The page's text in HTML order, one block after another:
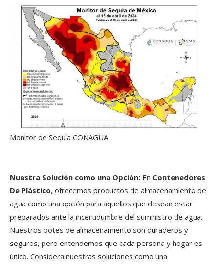
Monitor de Sequía CONAGUA
Nuestra Solución como una Opción: En Contenedores
De Plástico, ofrecemos productos de almacenamiento de
agua como una opción para aquellos que desean estar
preparados ante la incertidumbre del suministro de agua.
Nuestros botes de almacenamiento son duraderos y
seguros, pero entendemos que cada persona y hogar es
único. Considera nuestras soluciones como una